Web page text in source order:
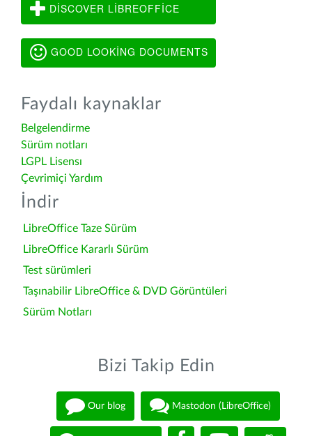
DISCOVER LIBREOFFICE
GOOD LOOKING DOCUMENTS
Faydalı kaynaklar
Belgelendirme
Sürüm notları
LGPL Lisensı
Çevrimiçi Yardım
İndir
LibreOffice Taze Sürüm
LibreOffice Kararlı Sürüm
Test sürümleri
Taşınabilir LibreOffice & DVD Görüntüleri
Sürüm Notları
Bizi Takip Edin
Our blog Mastodon (LibreOffice)